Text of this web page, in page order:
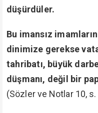
düşürdüler.
Bu imansız
dinimize gerekse
tahribatı, büyük
düşmanı, değil bir
(Sözler ve Notlar 10, s.